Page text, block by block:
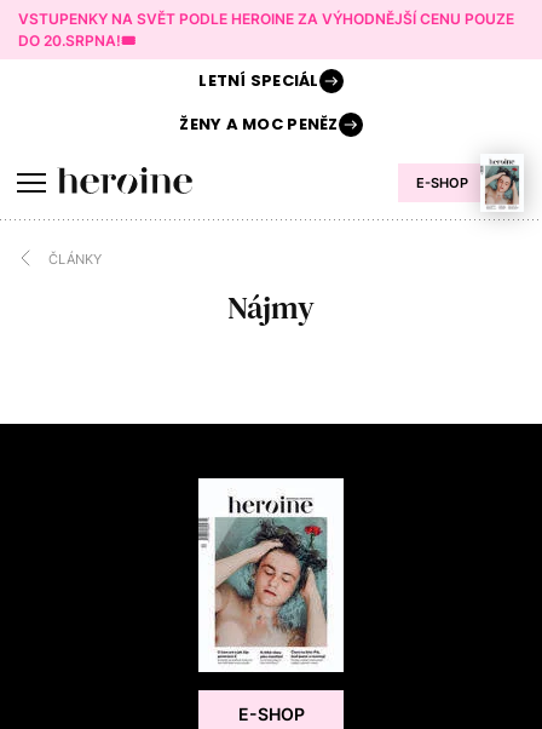
VSTUPENKY NA SVĚT PODLE HEROINE ZA VÝHODNĚJŠÍ CENU POUZE
DO 20.SRPNA!🎟️
E-SHOP
LETNÍ SPECIÁL
ŽENY AMOC PENĚZ
ČLÁNKY
Nájmy
E-SHOP